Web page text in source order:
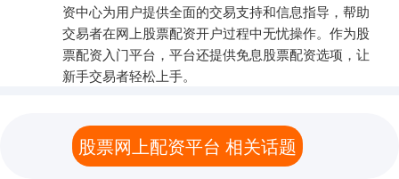
资中心为用户提供全面的交易支持和信息指导，帮助
交易者在网上股票配资开户过程中无忧操作。作为股
票配资入门平台，平台还提供免息股票配资选项，让
新手交易者轻松上手。
股票网上配资平台 相关话题